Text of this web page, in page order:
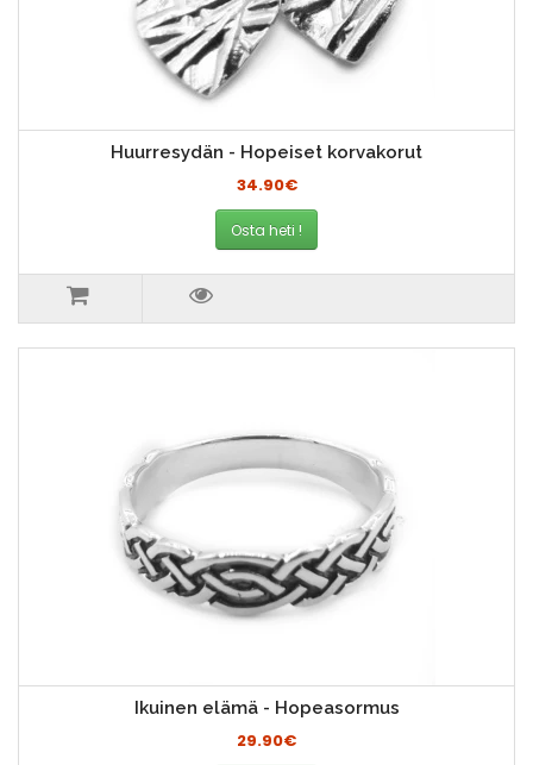
Huurresydän - Hopeiset korvakorut
34.90€
Osta heti !
Ikuinen elämä - Hopeasormus
29.90€